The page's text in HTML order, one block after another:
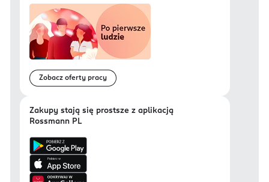
Zobacz oferty pracy
Zakupy stają się prostsze z aplikacją
Rossmann PL